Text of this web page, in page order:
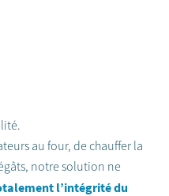
au four, de chauffer la
notre solution ne
l’intégrité du